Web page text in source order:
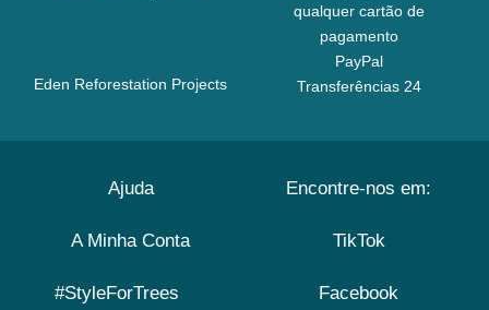
Eden Reforestation Projects
qualquer cartão de
pagamento
PayPal
Transferências 24
Ajuda
A Minha Conta
#StyleForTrees
Encontre-nos em:
TikTok
Facebook